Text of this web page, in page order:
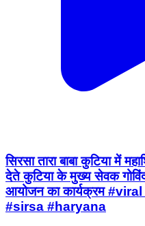
सिरसा तारा बाबा कुटिया में
देते कुटिया के मुख्य सेवक
आयोजन का कार्यक्रम
#sirsa #haryana